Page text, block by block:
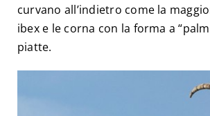
curvano all’indietro come la
ibex e le corna con la forma a
piatte.